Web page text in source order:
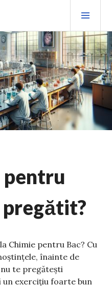
pentru
pregătit?
Chimie pentru Bac? Cu
înainte de
te pregătești
un exercițiu foarte bun